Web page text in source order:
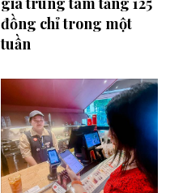
đồng chỉ trong một
tuần